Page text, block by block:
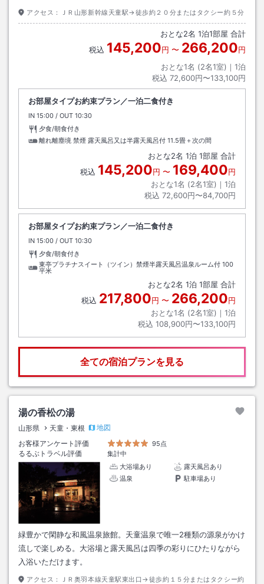
アクセス： ＪＲ山形新幹線天童駅→徒歩約２０分またはタクシー約５分
おとな2名 1泊1部屋 合計
税込 145,200円 〜 266,200円
おとな1名 (2名1室)｜ 1泊
税込 72,600円〜133,100円
お部屋タイプお約束プラン／一泊二食付き
IN チェックイン
15:00 / OUT チェックアウト
10:30
夕食/朝食付き
離れ離塵境 禁煙 露天風呂又は半露天風呂付 11.5畳＋次の間
おとな2名 1泊 1部屋 合計
税込 145,200円 〜 169,400円
おとな1名 (2名1室)｜ 1泊
税込 72,600円〜84,700円
お部屋タイプお約束プラン／一泊二食付き
IN チェックイン
15:00 / OUT チェックアウト
10:30
夕食/朝食付き
東亭プラチナスイート（ツイン）禁煙半露天風呂温泉ルーム付 100
平米
おとな2名 1泊 1部屋 合計
税込 217,800円 〜 266,200円
おとな1名 (2名1室)｜ 1泊
税込 108,900円〜133,100円
全ての宿泊プランを見る
湯の香松の湯
山形県 天童・東根
地図
お客様アンケート評価
95点
るるぶトラベル評価
集計中
大浴場あり
露天風呂あり
温泉
駐車場あり
緑豊かで閑静な和風温泉旅館。天童温泉で唯一2種類の源泉がかけ
流しで楽しめる。大浴場と露天風呂は四季の彩りにひたりながら
入浴いただけます。
アクセス：
ＪＲ奥羽本線天童駅東出口→徒歩約１５分またはタクシー約